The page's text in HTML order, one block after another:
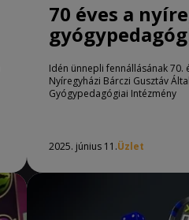
70 éves a
központja
Idén ünnepli fennállásának 70.
Nyíregyházi Bárczi Gusztáv
Gyógypedagógiai Intézmény
2025. június 11.Üzlet